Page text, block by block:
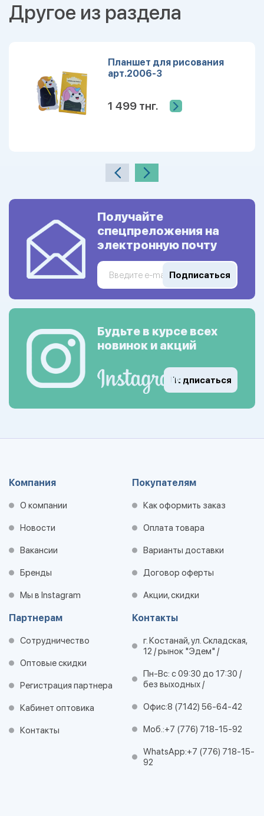
Другое из раздела
Планшет для рисования
арт.2006-3
1 499 тнг.
Получайте
спецпреложения на
электронную почту
Подписаться
Будьте в курсе всех
новинок и акций
Подписаться
Компания
О компании
Новости
Вакансии
Бренды
Мы в Instagram
Покупателям
Как оформить заказ
Оплата товара
Варианты доставки
Договор оферты
Акции, скидки
Партнерам
Сотрудничество
Оптовые скидки
Регистрация партнера
Кабинет оптовика
Контакты
Контакты
г. Костанай, ул. Складская,
12 / рынок "Эдем" /
Пн-Вс: с 09:30 до 17:30 /
без выходных /
Офис:8 (7142) 56-64-42
Моб.:+7 (776) 718-15-92
WhatsApp:+7 (776) 718-15-
92